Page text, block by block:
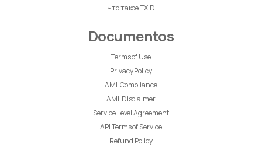
Что такое TXID
Documentos
Terms of Use
Privacy Policy
AML Compliance
AML Disclaimer
Service Level Agreement
API Terms of Service
Refund Policy